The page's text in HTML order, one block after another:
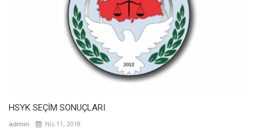
HSYK SEÇİM SONUÇLARI
admin Nis 11, 2018